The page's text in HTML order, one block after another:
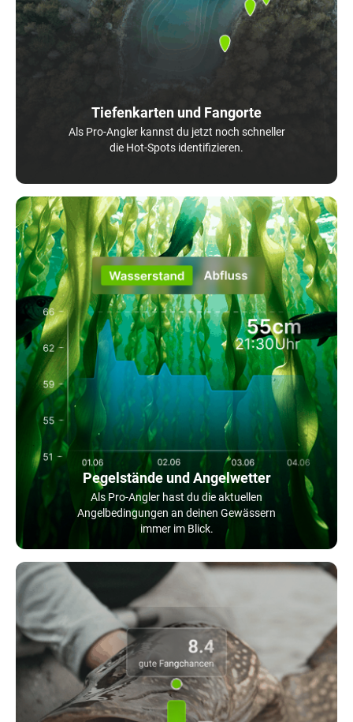
Tiefenkarten und Fangorte
Als Pro-Angler kannst du jetzt noch schneller
die Hot-Spots identifizieren.
Pegelstände und Angelwetter
Als Pro-Angler hast du die aktuellen
Angelbedingungen an deinen Gewässern
immer im Blick.